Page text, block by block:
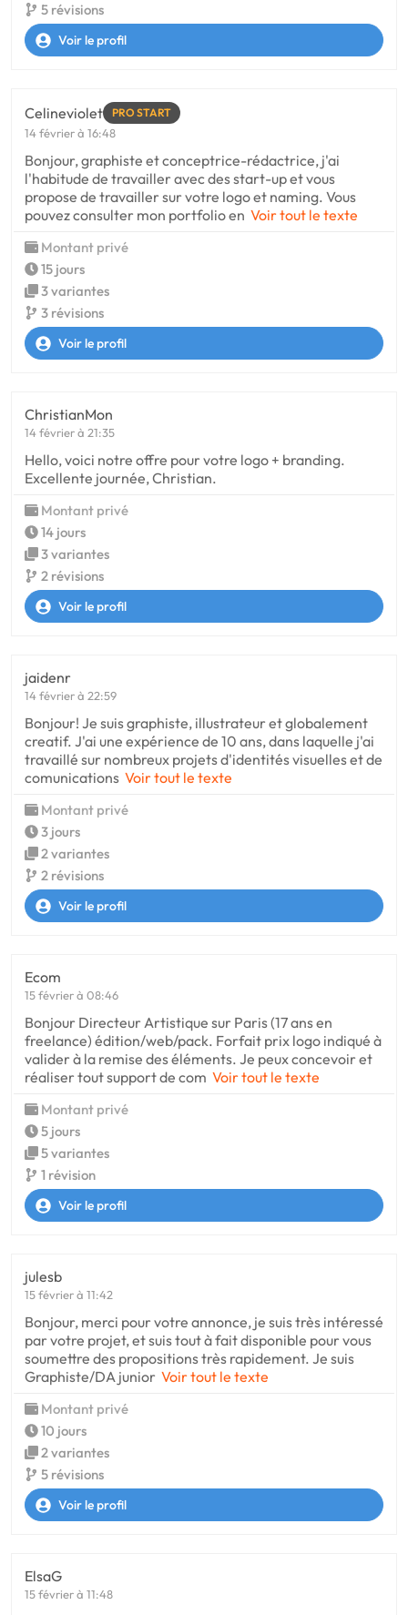
5 révisions
Voir le profil
Celineviolet PRO START
14 février à 16:48
Bonjour, graphiste et conceptrice-rédactrice, j'ai
l'habitude de travailler avec des start-up et vous
propose de travailler sur votre logo et naming. Vous
pouvez consulter mon portfolio en Voir tout le texte
Montant privé
15 jours
3 variantes
3 révisions
Voir le profil
ChristianMon
14 février à 21:35
Hello, voici notre offre pour votre logo + branding.
Excellente journée, Christian.
Montant privé
14 jours
3 variantes
2 révisions
Voir le profil
jaidenr
14 février à 22:59
Bonjour! Je suis graphiste, illustrateur et globalement
creatif. J'ai une expérience de 10 ans, dans laquelle j'ai
travaillé sur nombreux projets d'identités visuelles et de
comunications Voir tout le texte
Montant privé
3 jours
2 variantes
2 révisions
Voir le profil
Ecom
15 février à 08:46
Bonjour Directeur Artistique sur Paris (17 ans en
freelance) édition/web/pack. Forfait prix logo indiqué à
valider à la remise des éléments. Je peux concevoir et
réaliser tout support de com Voir tout le texte
Montant privé
5 jours
5 variantes
1 révision
Voir le profil
julesb
15 février à 11:42
Bonjour, merci pour votre annonce, je suis très intéressé
par votre projet, et suis tout à fait disponible pour vous
soumettre des propositions très rapidement. Je suis
Graphiste/DA junior Voir tout le texte
Montant privé
10 jours
2 variantes
5 révisions
Voir le profil
ElsaG
15 février à 11:48